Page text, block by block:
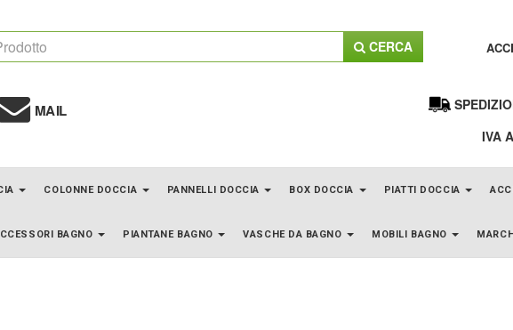
CERCA
MAIL
IVA
COLONNE DOCCIA PANNELLI DOCCIA BOX DOCCIA PIATTI DOCCIA
BAGNO PIANTANE BAGNO VASCHE DA BAGNO MOBILI BAGNO